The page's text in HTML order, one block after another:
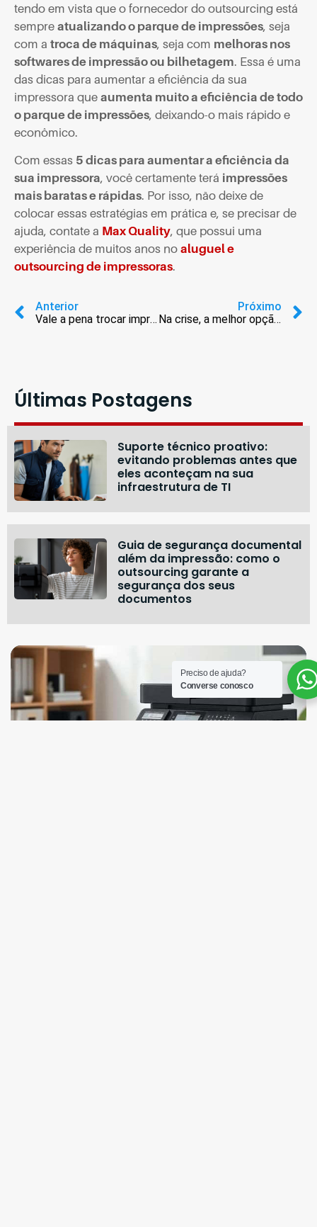
tendo em vista que o fornecedor do outsourcing está
sempre atualizando o parque de impressões, seja
com a troca de máquinas, seja com melhoras nos
softwares de impressão ou bilhetagem. Essa é uma
das dicas para aumentar a eficiência da sua
impressora que aumenta muito a eficiência de todo
o parque de impressões, deixando-o mais rápido e
econômico.
Com essas 5 dicas para aumentar a eficiência da
sua impressora, você certamente terá impressões
mais baratas e rápidas. Por isso, não deixe de
colocar essas estratégias em prática e, se precisar de
ajuda, contate a Max Quality, que possui uma
experiência de muitos anos no aluguel e
outsourcing de impressoras.
Anterior
Vale a pena trocar impressoras próprias por alugadas
Próximo
Na crise, a melhor opção pode ser o outsourcing de impressão
Últimas Postagens
Suporte técnico proativo:
evitando problemas antes que
eles aconteçam na sua
infraestrutura de TI
Guia de segurança documental
além da impressão: como o
outsourcing garante a
segurança dos seus
documentos
Preciso de ajuda?
Converse conosco